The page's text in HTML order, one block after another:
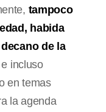
tampoco
habida
de la
e incluso
en temas
la agenda